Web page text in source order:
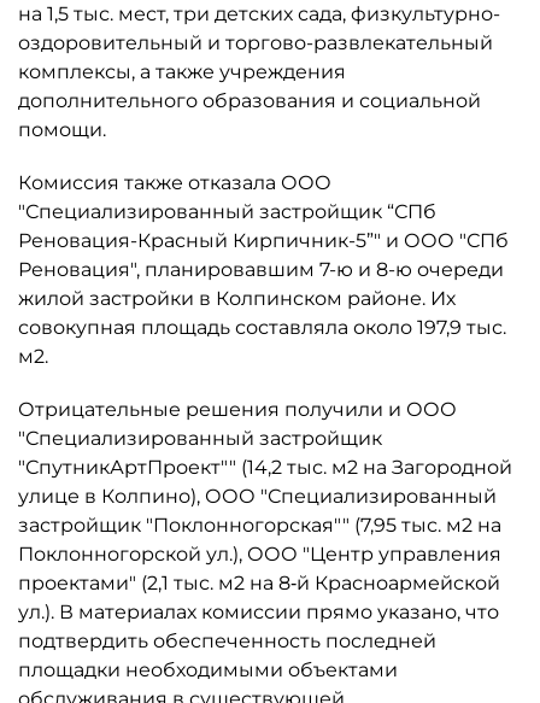
на 1,5 тыс. мест, три детских сада, физкультурно-
оздоровительный и торгово-развлекательный
комплексы, а также учреждения
дополнительного образования и социальной
помощи.
Комиссия также отказала ООО
"Специализированный застройщик “СПб
Реновация-Красный Кирпичник-5”" и ООО "СПб
Реновация", планировавшим 7-ю и 8-ю очереди
жилой застройки в Колпинском районе. Их
совокупная площадь составляла около 197,9 тыс.
м2.
Отрицательные решения получили и ООО
"Специализированный застройщик
"СпутникАртПроект"" (14,2 тыс. м2 на Загородной
улице в Колпино), ООО "Специализированный
застройщик "Поклонногорская"" (7,95 тыс. м2 на
Поклонногорской ул.), ООО "Центр управления
проектами" (2,1 тыс. м2 на 8‑й Красноармейской
ул.). В материалах комиссии прямо указано, что
подтвердить обеспеченность последней
площадки необходимыми объектами